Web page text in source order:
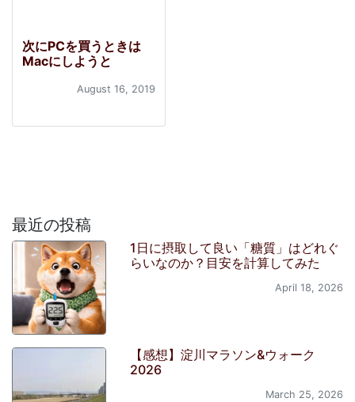
次にPCを買うときは
Macにしようと
August 16, 2019
最近の投稿
1日に摂取して良い「糖質」はどれぐ
らいなのか？目安を計算してみた
April 18, 2026
【感想】淀川マラソン&ウォーク
2026
March 25, 2026